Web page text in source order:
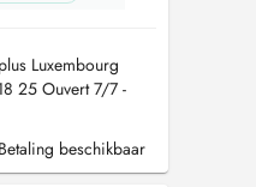
Luxembourg
25 Ouvert 7/7 -
prise en charge
: 3 Rue de
Süd, Luxembourg
beschikbaar